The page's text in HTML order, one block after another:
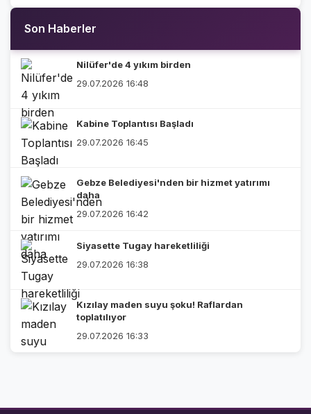
Son Haberler
Nilüfer'de 4 yıkım birden
29.07.2026 16:48
Kabine Toplantısı Başladı
29.07.2026 16:45
Gebze Belediyesi'nden bir hizmet yatırımı
daha
29.07.2026 16:42
Siyasette Tugay hareketliliği
29.07.2026 16:38
Kızılay maden suyu şoku! Raflardan
toplatılıyor
29.07.2026 16:33